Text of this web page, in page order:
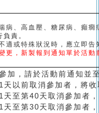
病、高血壓、糖尿病、癲
責。
適或特殊狀況時，應立即
更，新製報到通知單於活動
加，請於活動前通知並
天以前取消參加者，將
天至第40天取消參加者
天至第30天取消參加者